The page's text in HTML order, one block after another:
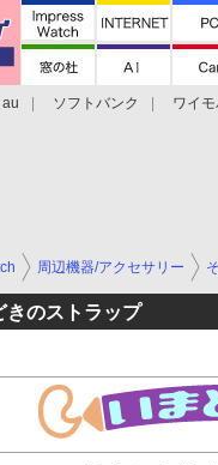
au ソフトバンク ワイ
周辺機器/アクセサリー
きのストラップ